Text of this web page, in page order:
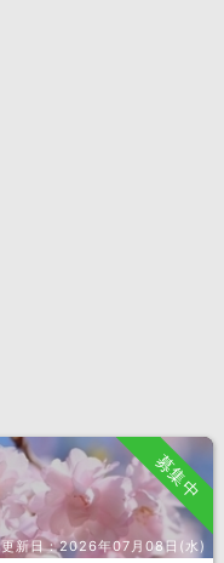
募集中
更新日：2026年07月08日(水)